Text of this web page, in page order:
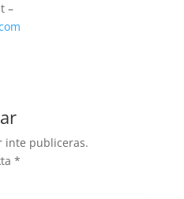
–
inte publiceras.
*